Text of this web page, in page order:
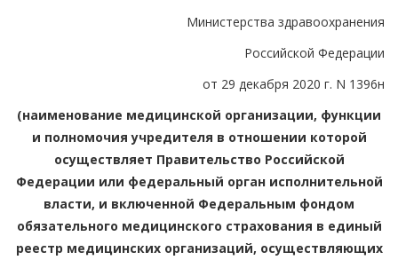
Министерства здравоохранения
Российской Федерации
от 29 декабря 2020 г. N 1396н
(наименование медицинской организации, функции
и полномочия учредителя в отношении которой
осуществляет Правительство Российской
Федерации или федеральный орган исполнительной
власти, и включенной Федеральным фондом
обязательного медицинского страхования в единый
реестр медицинских организаций, осуществляющих